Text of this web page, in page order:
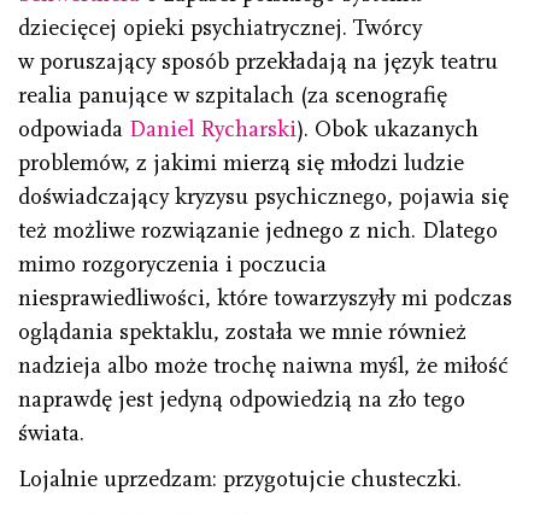
dziecięcej opieki psychiatrycznej. Twórcy
w poruszający sposób przekładają na język teatru
realia panujące w szpitalach (za scenografię
odpowiada Daniel Rycharski). Obok ukazanych
problemów, z jakimi mierzą się młodzi ludzie
doświadczający kryzysu psychicznego, pojawia się
też możliwe rozwiązanie jednego z nich. Dlatego
mimo rozgoryczenia i poczucia
niesprawiedliwości, które towarzyszyły mi podczas
oglądania spektaklu, została we mnie również
nadzieja albo może trochę naiwna myśl, że miłość
naprawdę jest jedyną odpowiedzią na zło tego
świata.
Lojalnie uprzedzam: przygotujcie chusteczki.